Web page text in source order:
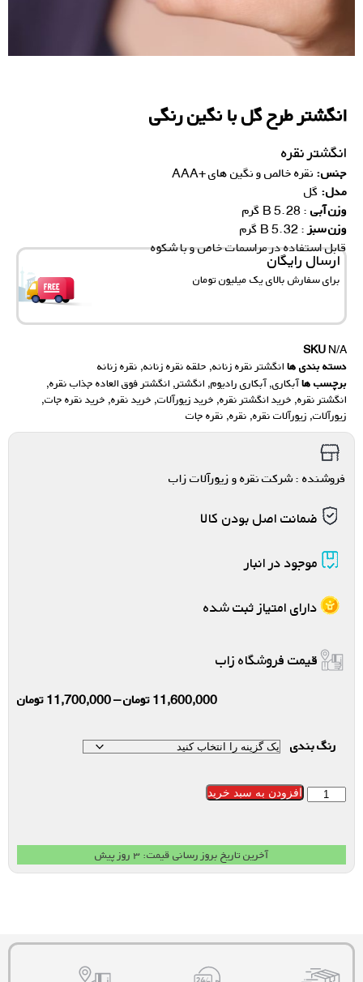
انگشتر طرح‌ گل با نگین رنگی
انگشتر نقره
جنس: نقره خالص و نگین های +AAA
مدل: گل
وزن آبی : 5.28 B گرم
وزن سبز: 5.32 B گرم
قابل استفاده در مراسمات خاص و با شکوه
ارسال رایگان
برای سفارش‌ بالای یک میلیون تومان
SKU N/A
دسته بندی ها انگشتر نقره زنانه, حلقه نقره زنانه, نقره زنانه
برچسب هاآبکاری,آبکاری رادیوم, انگشتر, انگشتر فوق العاده جذاب نقره,
انگشتر نقره, خرید انگشتر نقره, خرید زیورآلات, خرید نقره, خرید نقره جات,
زیورآلات, زیورآلات نقره, نقره, نقره جات
فروشنده : شرکت نقره و زیورآلات زاب
ضمانت اصل بودن کالا
موجود در انبار
دارای امتیاز ثبت شده
قیمت فروشگاه زاب
11,600,000تومان–
11,700,000تومان
رنگ بندی
افزودن به سبد خرید
آخرین تاریخ بروز رسانی قیمت: ۳ روز پیش